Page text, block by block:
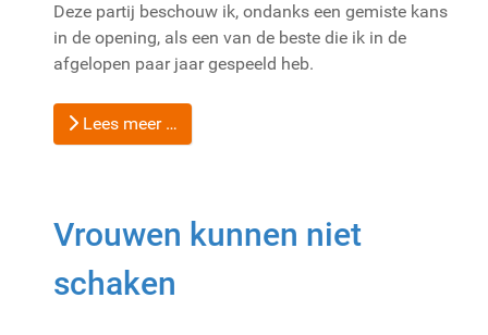
Deze partij beschouw ik, ondanks een gemiste kans
in de opening, als een van de beste die ik in de
afgelopen paar jaar gespeeld heb.
Lees meer …
Vrouwen kunnen niet
schaken